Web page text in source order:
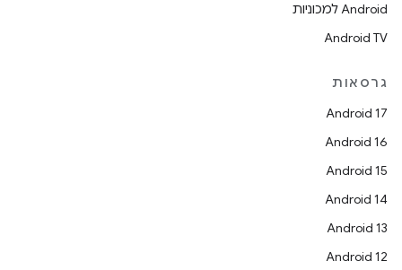
Android למכוניות
Android TV
גרסאות
Android 17
Android 16
Android 15
Android 14
Android 13
Android 12